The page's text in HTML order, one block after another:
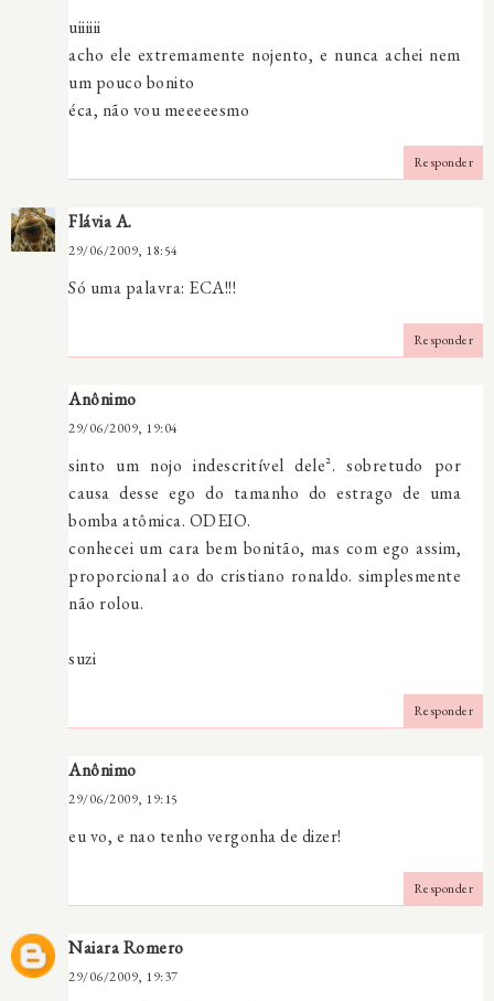
uiiiiii
acho ele extremamente nojento, e nunca achei nem
um pouco bonito
éca, não vou meeeeesmo
Responder
Flávia A.
29/06/2009, 18:54
Só uma palavra: ECA!!!
Responder
Anônimo
29/06/2009, 19:04
sinto um nojo indescritível dele². sobretudo por
causa desse ego do tamanho do estrago de uma
bomba atômica. ODEIO.
conhecei um cara bem bonitão, mas com ego assim,
proporcional ao do cristiano ronaldo. simplesmente
não rolou.
suzi
Responder
Anônimo
29/06/2009, 19:15
eu vo, e nao tenho vergonha de dizer!
Responder
Naiara Romero
29/06/2009, 19:37